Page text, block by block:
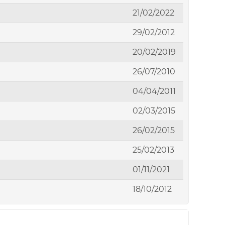
21/02/2022
29/02/2012
20/02/2019
26/07/2010
04/04/2011
02/03/2015
26/02/2015
25/02/2013
01/11/2021
18/10/2012